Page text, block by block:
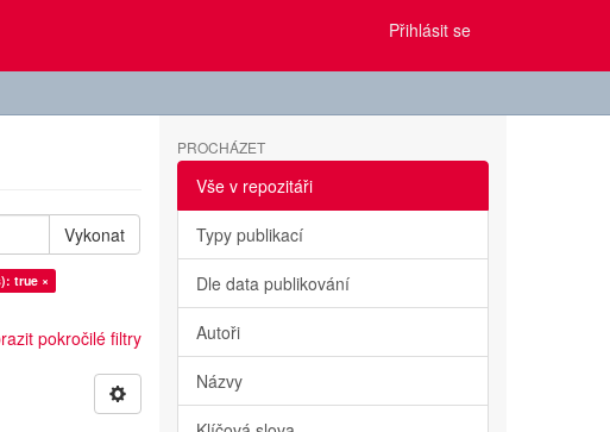
Přihlásit se
Vykonat
true ×
pokročilé filtry
PROCHÁZET
Vše v repozitáři
Typy publikací
Dle data publikování
Autoři
Názvy